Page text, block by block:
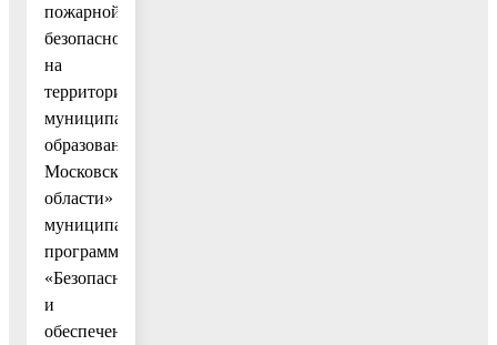
пожарной
безопасности
на
территории
муниципального
образования
Московской
области»
муниципальной
программы
«Безопасность
и
обеспечение